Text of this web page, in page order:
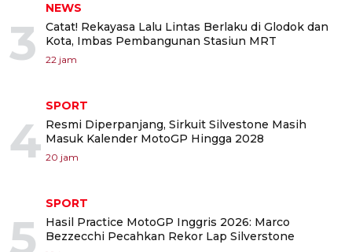
3
NEWS
Catat! Rekayasa Lalu Lintas Berlaku di Glodok dan
Kota, Imbas Pembangunan Stasiun MRT
22 jam
4
SPORT
Resmi Diperpanjang, Sirkuit Silvestone Masih
Masuk Kalender MotoGP Hingga 2028
20 jam
5
SPORT
Hasil Practice MotoGP Inggris 2026: Marco
Bezzecchi Pecahkan Rekor Lap Silverstone